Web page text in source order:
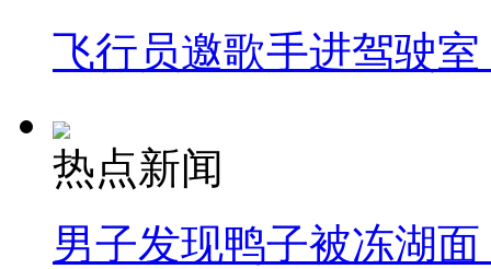
飞行员邀歌手进驾驶
热点新闻
男子发现鸭子被冻湖